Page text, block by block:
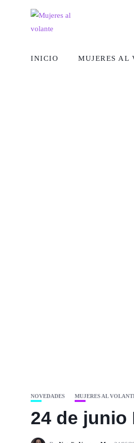
INICIO MUJERES AL
NOVEDADES MUJERES AL
24 de junio